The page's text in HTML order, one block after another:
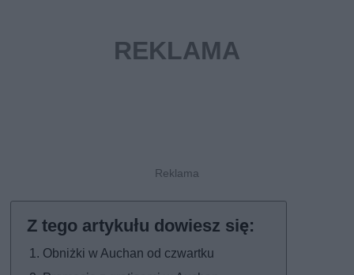
Obniżki w Auchan od czwartku